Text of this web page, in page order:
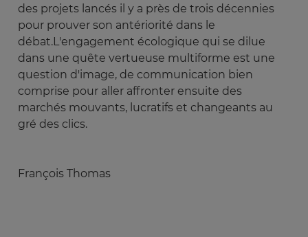
des projets lancés il y a près de trois décennies
pour prouver son antériorité dans le
débat.L'engagement écologique qui se dilue
dans une quête vertueuse multiforme est une
question d'image, de communication bien
comprise pour aller affronter ensuite des
marchés mouvants, lucratifs et changeants au
gré des clics.
François Thomas